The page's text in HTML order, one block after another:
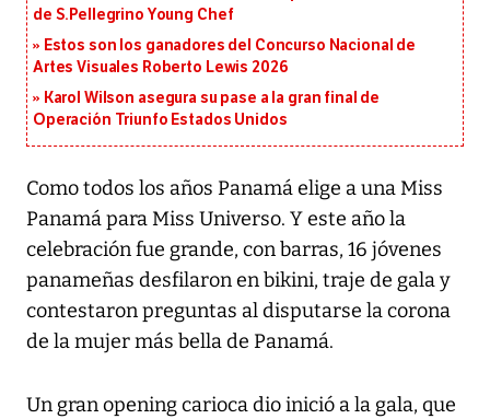
de S.Pellegrino Young Chef
Estos son los ganadores del Concurso Nacional de
Artes Visuales Roberto Lewis 2026
Karol Wilson asegura su pase a la gran final de
Operación Triunfo Estados Unidos
Como todos los años Panamá elige a una Miss
Panamá para Miss Universo. Y este año la
celebración fue grande, con barras, 16 jóvenes
panameñas desfilaron en bikini, traje de gala y
contestaron preguntas al disputarse la corona
de la mujer más bella de Panamá.
Un gran opening carioca dio inició a la gala, que